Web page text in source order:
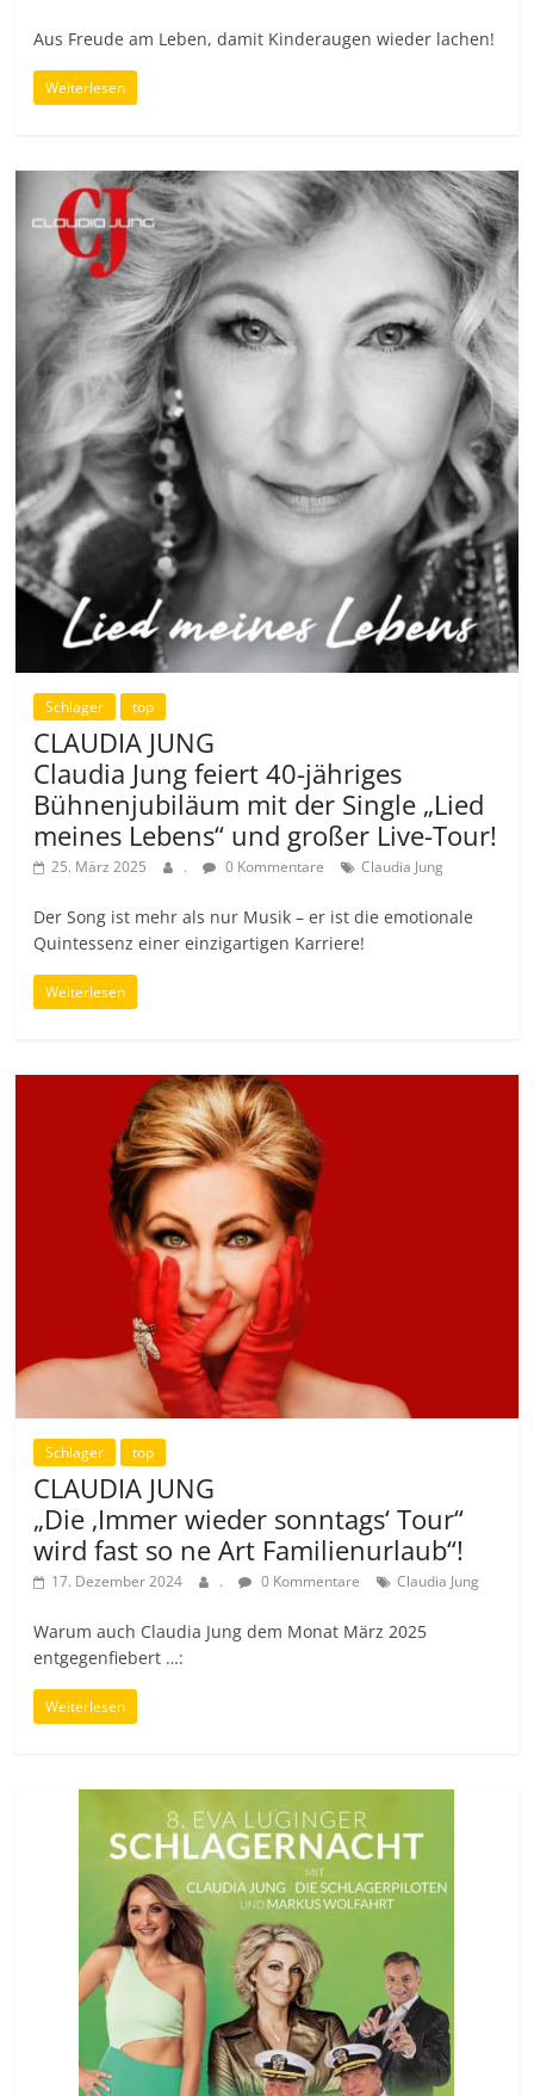
Aus Freude am Leben, damit Kinderaugen wieder lachen!
Weiterlesen
Schlager top
CLAUDIA JUNG
Claudia Jung feiert 40-jähriges
Bühnenjubiläum mit der Single „Lied
meines Lebens“ und großer Live-Tour!
25. März 2025 . 0 Kommentare Claudia Jung
Der Song ist mehr als nur Musik – er ist die emotionale
Quintessenz einer einzigartigen Karriere!
Weiterlesen
Schlager top
CLAUDIA JUNG
„Die ‚Immer wieder sonntags‘ Tour“
wird fast so ne Art Familienurlaub“!
17. Dezember 2024 . 0 Kommentare Claudia Jung
Warum auch Claudia Jung dem Monat März 2025
entgegenfiebert …:
Weiterlesen